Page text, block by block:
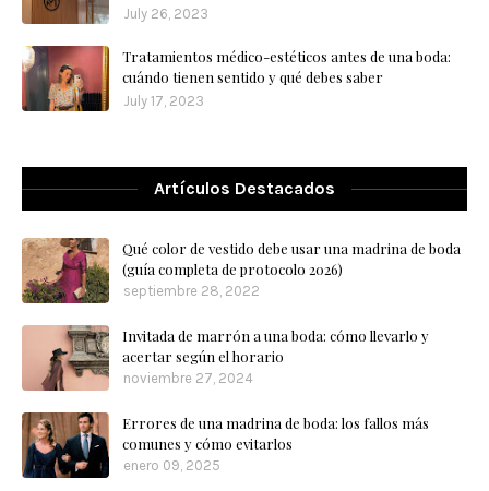
July 26, 2023
Tratamientos médico-estéticos antes de una boda:
cuándo tienen sentido y qué debes saber
July 17, 2023
Artículos Destacados
Qué color de vestido debe usar una madrina de boda
(guía completa de protocolo 2026)
septiembre 28, 2022
Invitada de marrón a una boda: cómo llevarlo y
acertar según el horario
noviembre 27, 2024
Errores de una madrina de boda: los fallos más
comunes y cómo evitarlos
enero 09, 2025